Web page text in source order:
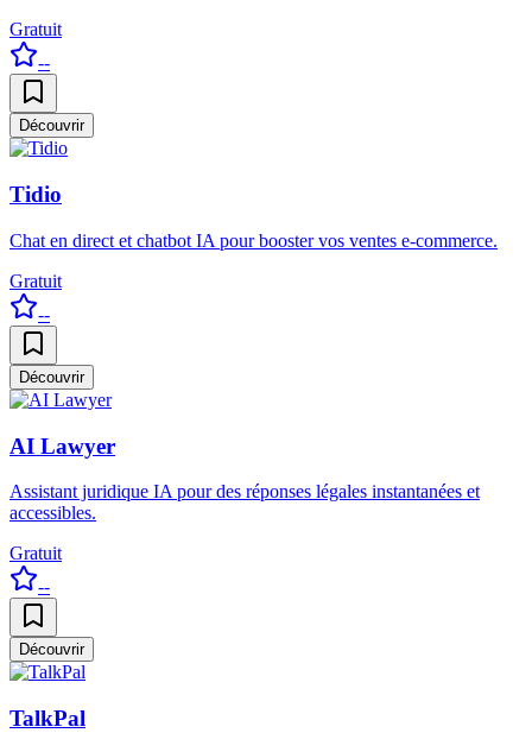
Gratuit
--
Découvrir
Tidio
Chat en direct et chatbot IA pour booster vos ventes e-commerce.
Gratuit
--
Découvrir
AI Lawyer
Assistant juridique IA pour des réponses légales instantanées et
accessibles.
Gratuit
--
Découvrir
TalkPal